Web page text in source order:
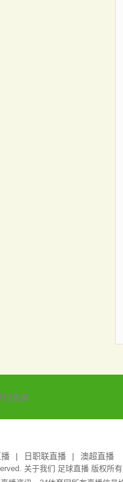
球直播
日职联直播 澳超直播
关于我们 足球直播版权所有